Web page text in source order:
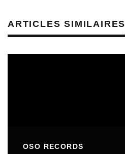
ARTICLES SIMILAIRES
OSO RECORDS